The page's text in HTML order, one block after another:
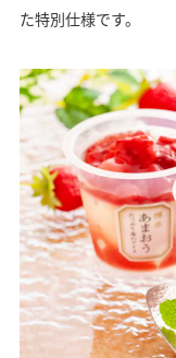
た特別仕様です。